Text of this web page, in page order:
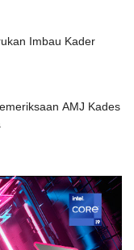
Imbau Kader
AMJ Kades